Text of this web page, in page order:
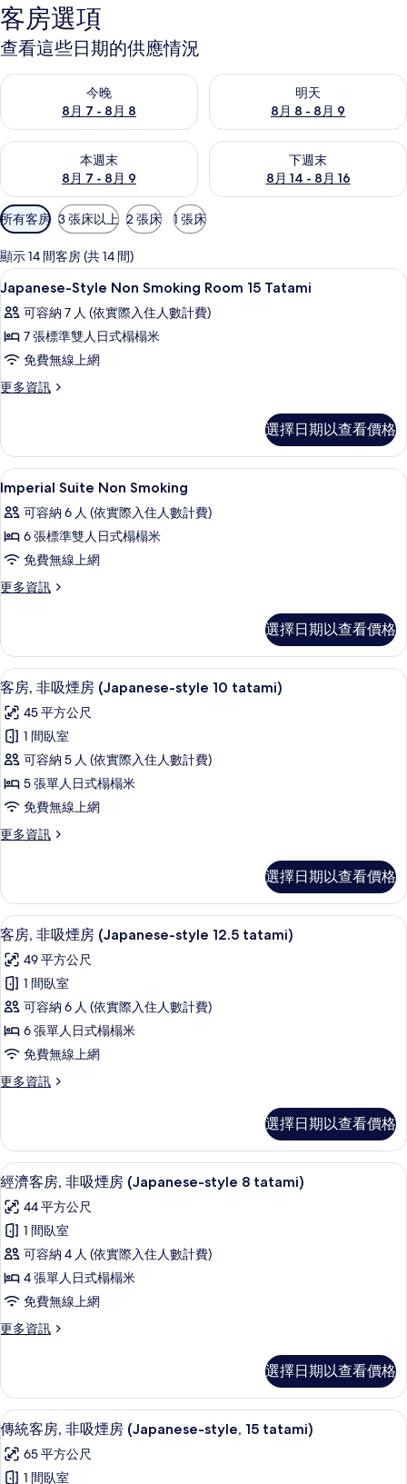
客房選項
查看這些日期的供應情況
今晚
8月 7 - 8月 8
查看今晚 (8月 7 - 8月 8) 的供應情況
明天
8月 8 - 8月 9
查看明天 (8月 8 - 8月 9) 的供
本週末
8月 7 - 8月 9
查看本週末 (8月 7 - 8月 9) 的供應情況
下週末
8月 14 - 8月 16
查看下週末 (8月 14 - 8月 16)
可
用
的
客
房
篩
選
條
所有客房 3 張床以上 2 張床 1 張床
顯示 14 間客房 (共 14 間)
顯
示
Japanese-
Style
Non
Smoking
Tatami
的
所
有
相
片
1
Japanese-Style Non Smoking Room 15 Tatami
可容納 7 人 (依實際入住人數計費)
7 張標準雙人日式榻榻米
免費無線上網
更多資訊
更
Non
Smoking
Room
Tatami
的
情
選擇日期以查看價格
顯
示
Imperial
Suite
Non
Smoking
有
相
片
1
Imperial Suite Non Smoking
可容納 6 人 (依實際入住人數計費)
6 張標準雙人日式榻榻米
免費無線上網
更多資訊
更
Non
Smoking
的
情
選擇日期以查看價格
顯
示
客
房,
非
吸
煙
房
10
tatami)
的
所
有
相
片
高級寢具、羽絨被、客房內保險箱、書
5
客房, 非吸煙房 (Japanese-style 10 tatami)
45 平方公尺
1 間臥室
可容納 5 人 (依實際入住人數計費)
5 張單人日式榻榻米
免費無線上網
更多資訊
更
非
吸
煙
(Japanese-
style
tatami)
的
詳
情
選擇日期以查看價格
顯
示
客
房,
非
吸
煙
房
12.5
tatami)
的
所
有
相
片
32-吋 LCD 液晶電視、數位頻道、電視
5
客房, 非吸煙房 (Japanese-style 12.5 tatami)
49 平方公尺
1 間臥室
可容納 6 人 (依實際入住人數計費)
6 張單人日式榻榻米
免費無線上網
更多資訊
更
非
吸
煙
(Japanese-
style
tatami)
的
詳
情
選擇日期以查看價格
顯
示
經
濟
客
房,
非
吸
房
(Japanese-
style
8
tatami)
經濟客房, 非吸煙房 (Japanese-style
5
經濟客房, 非吸煙房 (Japanese-style 8 tatami)
44 平方公尺
1 間臥室
可容納 4 人 (依實際入住人數計費)
4 張單人日式榻榻米
免費無線上網
更多資訊
更
客
房,
非
吸
煙
房
選擇日期以查看價格
顯
示
傳
傳統客房, 非吸煙房 (Japanese-style,
5
傳統客房, 非吸煙房 (Japanese-style, 15 tatami)
65 平方公尺
1 間臥室